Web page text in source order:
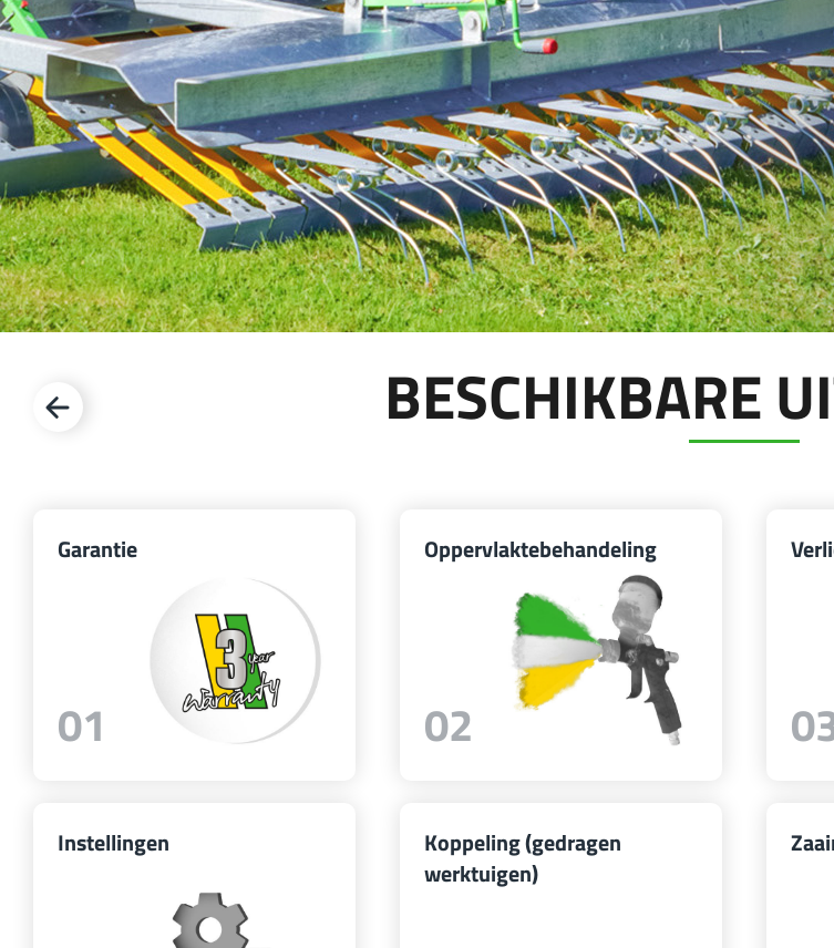
WATERTANKS EN BAKKEN
RIOLERINGSWAGENS
MESTMIXERS
VIRTUELE SHOWROOM
FABRIEKSRONDLEIDING
VIRTUELE STAND
Suomi Magyar
Eesti keel Slovenija
Česká republika Srpski
ελληνικά Svenska
日本語 中文
Türk العربية
BESCHIKBARE
Garantie
01
Oppervlaktebehandeling
02
Instellingen
Koppeling (gedragen
werktuigen)